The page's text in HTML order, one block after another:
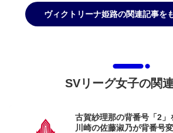
ヴィクトリーナ姫路の関連記事を
SVリーグ女子の関
古賀紗理那の背番号「2」を継
川崎の佐藤淑乃が背番号